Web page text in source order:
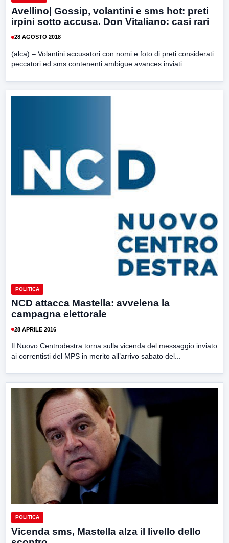
Avellino| Gossip, volantini e sms hot: preti
irpini sotto accusa. Don Vitaliano: casi rari
28 AGOSTO 2018
(alca) – Volantini accusatori con nomi e foto di preti considerati
peccatori ed sms contenenti ambigue avances inviati...
POLITICA
NCD attacca Mastella: avvelena la
campagna elettorale
28 APRILE 2016
Il Nuovo Centrodestra torna sulla vicenda del messaggio inviato
ai correntisti del MPS in merito all’arrivo sabato del...
POLITICA
Vicenda sms, Mastella alza il livello dello